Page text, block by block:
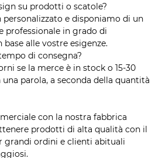
su prodotti o scatole?
e disponiamo di un
professionale in grado di
alle vostre esigenze.
di consegna?
se la merce è in stock o 15-30
parola, a seconda della quantità
con la nostra fabbrica
prodotti di alta qualità con il
grandi ordini e clienti abituali